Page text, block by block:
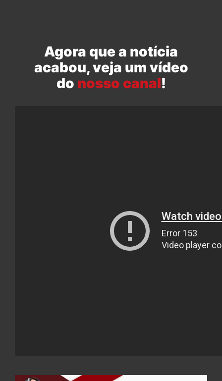
Agora que a notícia
acabou, veja um vídeo
do nosso canal!